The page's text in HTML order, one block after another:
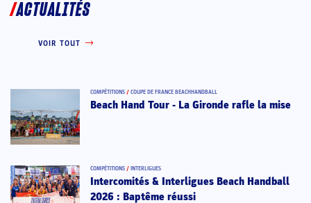
ACTUALITÉS
VOIR TOUT
COMPÉTITIONS / COUPE DE FRANCE BEACHHANDBALL
Beach Hand Tour - La Gironde rafle la mise
COMPÉTITIONS / INTERLIGUES
Intercomités & Interligues Beach Handball
2026 : Baptême réussi